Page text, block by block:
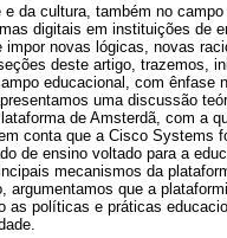
da cultura, também no
digitais em instituições de
novas lógicas, novas
deste artigo, trazemos,
educacional, com ênfase
uma discussão
de Amsterdã, com a
conta que a Cisco Systems
de ensino voltado para a
mecanismos da
que a
as políticas e práticas